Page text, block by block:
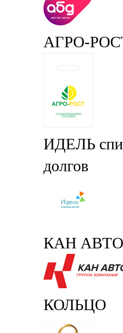
АГРО-
ИДЕЛЬ
долгов
КАН АВТО
КОЛЬЦО